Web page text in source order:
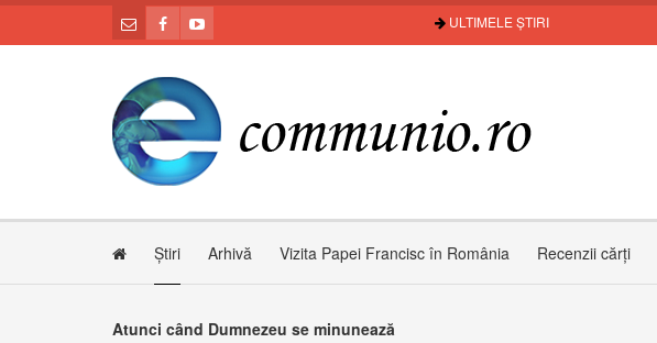
ULTIMELE ȘTIRI
Știri Arhivă Vizita Papei Francisc în România Recenzii cărți
Atunci când Dumnezeu se minunează